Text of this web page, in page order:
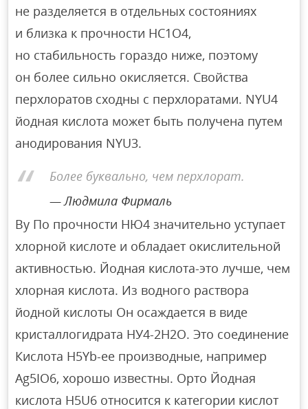
не разделяется в отдельных состояниях
и близка к прочности НС1О4,
но стабильность гораздо ниже, поэтому
он более сильно окисляется. Свойства
перхлоратов сходны с перхлоратами. NYU4
йодная кислота может быть получена путем
анодирования NYU3.
Более буквально, чем перхлорат.
Людмила Фирмаль
By По прочности НЮ4 значительно уступает
хлорной кислоте и обладает окислительной
активностью. Йодная кислота-это лучше, чем
хлорная кислота. Из водного раствора
йодной кислоты Он осаждается в виде
кристаллогидрата НУ4-2Н2О. Это соединение
Кислота H5Yb-ее производные, например
Ag5IO6, хорошо известны. Орто Йодная
кислота H5U6 относится к категории кислот